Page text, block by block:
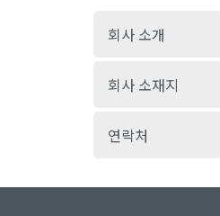
회사 소개
회사 소재지
연락처